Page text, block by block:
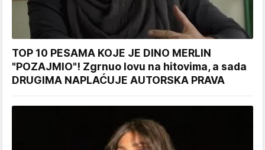
TOP 10 PESAMA KOJE JE DINO MERLIN
"POZAJMIO"! Zgrnuo lovu na hitovima, a sada
DRUGIMA NAPLAĆUJE AUTORSKA PRAVA